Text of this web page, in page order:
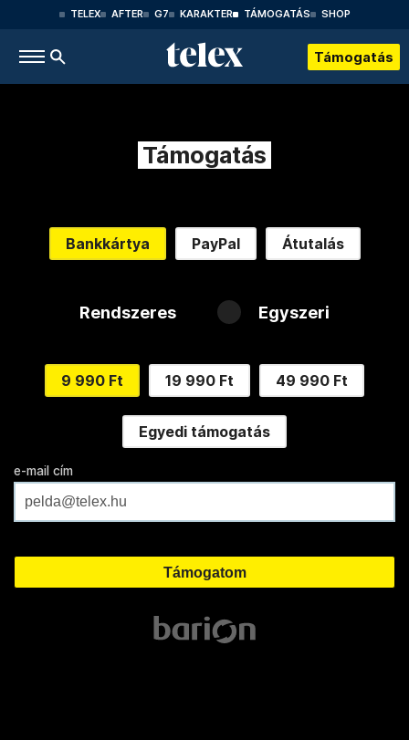
TELEX AFTER G7 KARAKTER TÁMOGATÁS SHOP
Támogatás
Támogatás
Bankkártya PayPal Átutalás
Rendszeres Egyszeri
9 990 Ft 19 990 Ft 49 990 Ft
Egyedi támogatás
e-mail cím